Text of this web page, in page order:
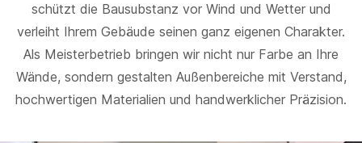
schützt die Bausubstanz vor Wind und Wetter und
verleiht Ihrem Gebäude seinen ganz eigenen Charakter.
Als Meisterbetrieb bringen wir nicht nur Farbe an Ihre
Wände, sondern gestalten Außenbereiche mit Verstand,
hochwertigen Materialien und handwerklicher Präzision.